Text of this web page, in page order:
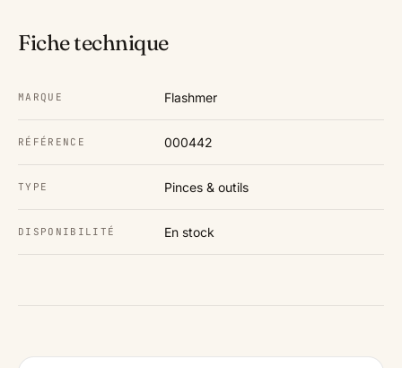
Fiche technique
MARQUE Flashmer
RÉFÉRENCE 000442
TYPE Pinces & outils
DISPONIBILITÉ En stock